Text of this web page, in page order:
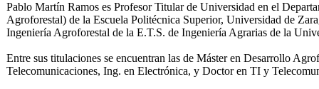
Pablo Martín Ramos es Profesor Titular de Universidad en el
Agroforestal) de la Escuela Politécnica Superior, Universidad de
Ingeniería Agroforestal de la E.T.S. de Ingeniería Agrarias de la
Entre sus titulaciones se encuentran las de Máster en Desarrollo
Telecomunicaciones, Ing. en Electrónica, y Doctor en TI y